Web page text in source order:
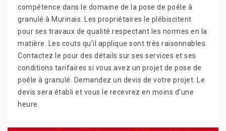
compétence dans le domaine de la pose de poêle à
granulé à Murinais. Les propriétaires le plébiscitent
pour ses travaux de qualité respectant les normes en la
matière. Les couts qu’il applique sont très raisonnables.
Contactez le pour des détails sur ses services et ses
conditions tarifaires si vous avez un projet de pose de
poêle à granulé. Demandez un devis de votre projet. Le
devis sera établi et vous le recevrez en moins d’une
heure.